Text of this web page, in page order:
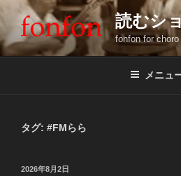
コ
テ
ン
読むシ
fonfon for
メニュ
タグ: #FMらら
投
2026年8月2日